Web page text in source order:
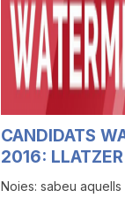
CANDIDATS
2016: LLATZER
Noies: sabeu